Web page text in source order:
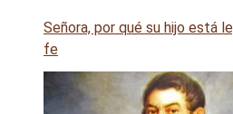
Señora, por qué su hijo está
fe